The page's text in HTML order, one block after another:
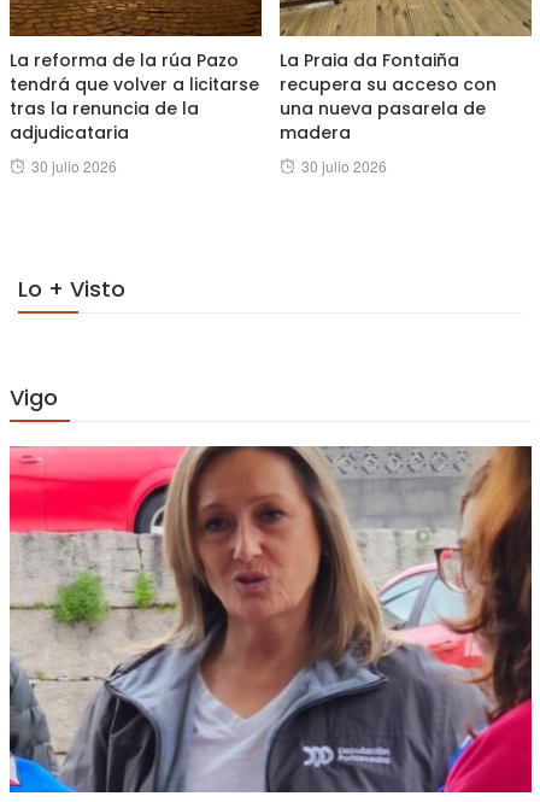
La reforma de la rúa Pazo
tendrá que volver a licitarse
tras la renuncia de la
adjudicataria
Posted
30 julio 2026
La Praia da Fontaiña
recupera su acceso con
una nueva pasarela de
madera
Posted
30 julio 2026
Lo + Visto
Vigo